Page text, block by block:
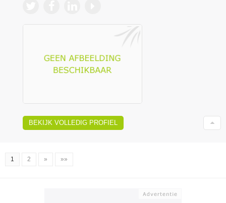
BEKIJK VOLLEDIG PROFIEL
1 2 » »»